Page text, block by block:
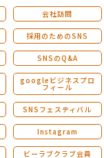
会社訪問
採用のためのSNS
SNSのQ&A
googleビジネスプロ
フィール
SNSフェスティバル
Instagram
ビーラブクラブ会員